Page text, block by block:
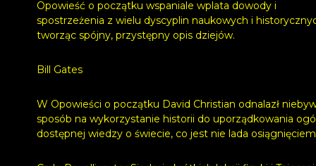
Opowieść o początku wspaniale wplata dowody i
spostrzeżenia z wielu dyscyplin naukowych i
tworząc spójny, przystępny opis dziejów.
Bill Gates
W Opowieści o początku David Christian odnalazł
sposób na wykorzystanie historii do uporządkowania
dostępnej wiedzy o świecie, co jest nie lada